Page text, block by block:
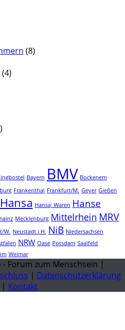
(8)
(4)
Bayern BMV Bockenem
Frankenthal Frankfurt/M. Geyer Gießen
Hansa Hansa; Waren Hanse
Mecklenburg Mittelrhein MRV
W. Neustadt i.H. NiB Niedersachsen
NRW Oase Potsdam Saalfeld
Weimar
Forum zum Menschsein |
| Datenschutzerklärung
| Kontakt